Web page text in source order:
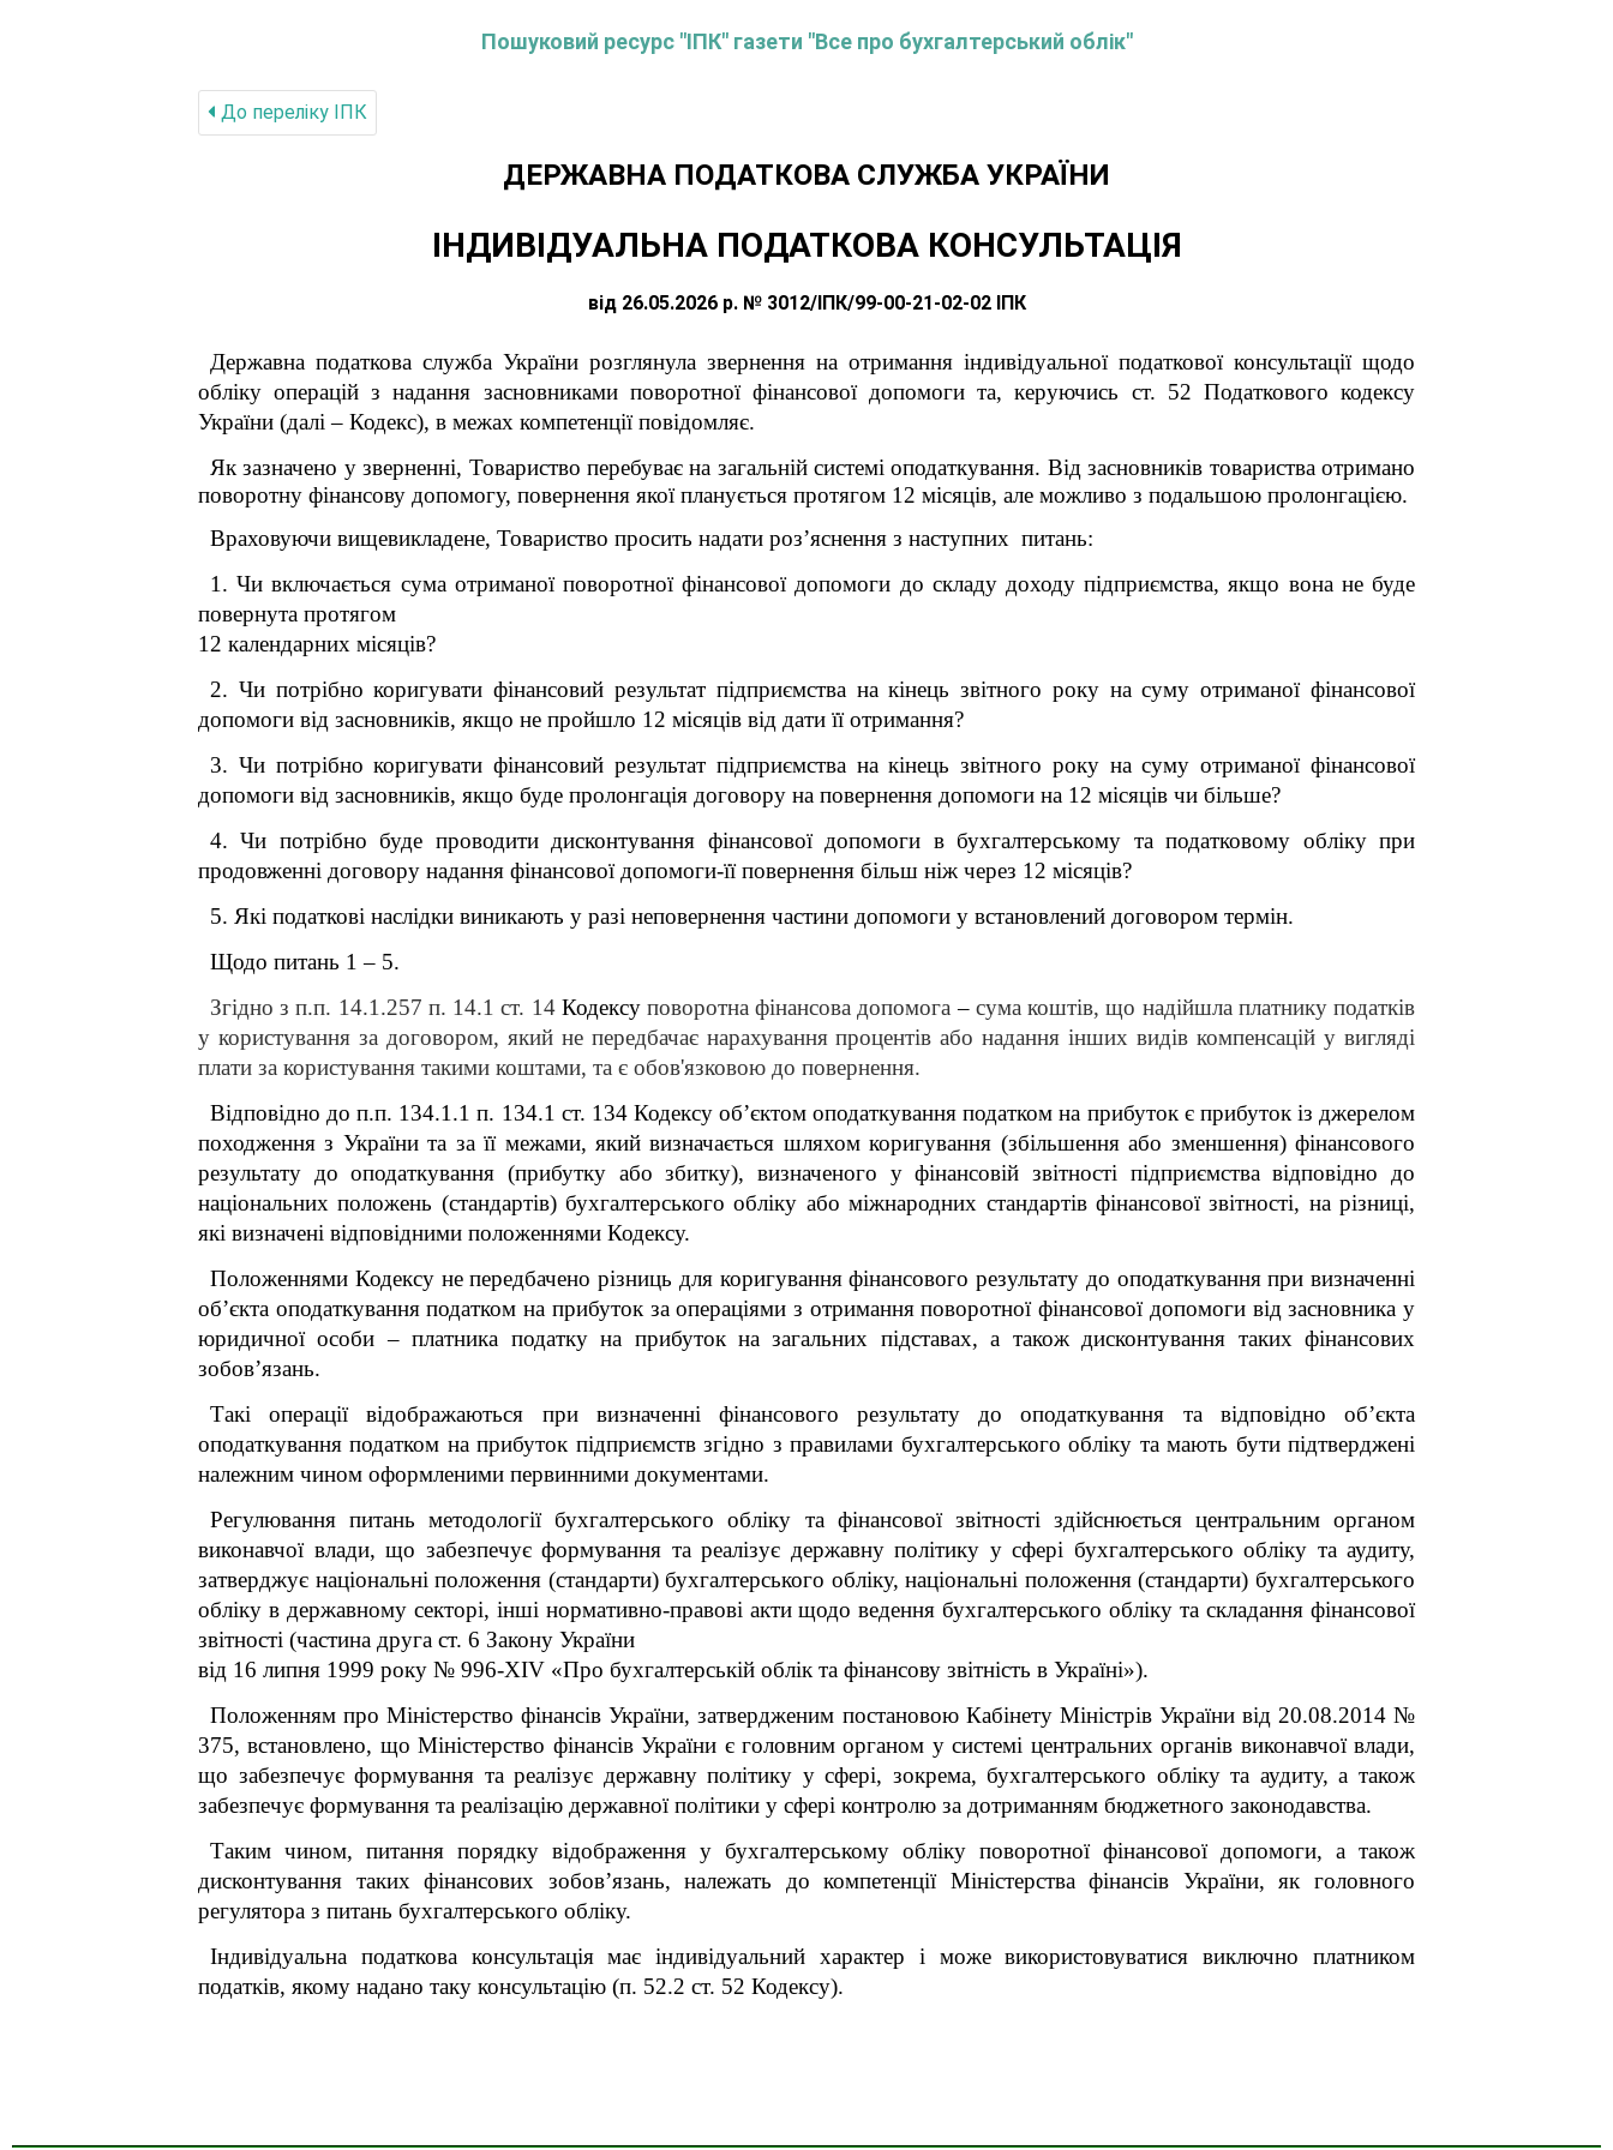
Пошуковий ресурс "ІПК" газети "Все про бухгалтерський облік"
До переліку IПК
ДЕРЖАВНА ПОДАТКОВА СЛУЖБА УКРАЇНИ
ІНДИВІДУАЛЬНА ПОДАТКОВА КОНСУЛЬТАЦІЯ
від 26.05.2026 р. № 3012/ІПК/99-00-21-02-02 ІПК
Державна податкова служба України розглянула звернення на отримання індивідуальної податкової консультації щодо
обліку операцій з надання засновниками поворотної фінансової допомоги та, керуючись ст. 52 Податкового кодексу
України (далі – Кодекс), в межах компетенції повідомляє.
Як зазначено у зверненні, Товариство перебуває на загальній системі оподаткування. Від засновників товариства отримано
поворотну фінансову допомогу, повернення якої планується протягом 12 місяців, але можливо з подальшою пролонгацією.
Враховуючи вищевикладене, Товариство просить надати роз’яснення з наступних питань:
1. Чивключається сума отриманої поворотної фінансової допомоги до складу доходу підприємства, якщо вона не буде
повернута протягом
12 календарних місяців?
2. Чи потрібно коригувати фінансовий результат підприємства на кінець звітного року на суму отриманої фінансової
допомоги від засновників, якщо не пройшло 12 місяців від дати її отримання?
3. Чи потрібно коригувати фінансовий результат підприємства на кінець звітного року на суму отриманої фінансової
допомоги від засновників, якщо буде пролонгація договору на повернення допомоги на 12 місяців чи більше?
4.Чи потрібно буде проводити дисконтування фінансової допомоги в бухгалтерському та податковому обліку при
продовженні договору надання фінансової допомоги-її повернення більш ніж через 12 місяців?
5. Які податкові наслідки виникають у разі неповернення частини допомоги у встановлений договором термін.
Щодо питань 1 – 5.
Згідно з п.п. 14.1.257 п. 14.1 ст. 14 Кодексуповоротна фінансова допомога– сума коштів, що надійшла платнику податків
у користування за договором, який не передбачає нарахування процентів або надання інших видів компенсацій у вигляді
плати за користування такими коштами, та є обов'язковою до повернення.
Відповідно до п.п. 134.1.1 п. 134.1 ст. 134 Кодексу об’єктом оподаткування податком на прибуток є прибуток із джерелом
походження з України та за її межами, який визначається шляхом коригування (збільшення або зменшення) фінансового
результату до оподаткування (прибутку або збитку), визначеного у фінансовій звітності підприємства відповідно до
національних положень (стандартів) бухгалтерського обліку або міжнародних стандартів фінансової звітності, на різниці,
які визначені відповідними положеннями Кодексу.
Положеннями Кодексу не передбачено різниць для коригування фінансового результату до оподаткування при визначенні
об’єкта оподаткування податком на прибуток за операціями з отримання поворотної фінансової допомоги від засновника у
юридичної особи – платника податку на прибуток на загальних підставах, а також дисконтування таких фінансових
зобов’язань.
Такі операції відображаються при визначенні фінансового результату до оподаткування та відповідно об’єкта
оподаткування податком на прибуток підприємств згідно з правилами бухгалтерського обліку та мають бути підтверджені
належним чином оформленими первинними документами.
Регулювання питань методології бухгалтерського обліку та фінансової звітності здійснюється центральним органом
виконавчої влади, що забезпечує формування та реалізує державну політику у сфері бухгалтерського обліку та аудиту,
затверджує національні положення (стандарти) бухгалтерського обліку, національні положення (стандарти) бухгалтерського
обліку в державному секторі, інші нормативно-правові акти щодо ведення бухгалтерського обліку та складання фінансової
звітності (частина друга ст. 6 Закону України
від 16 липня 1999 року № 996-ХІV «Про бухгалтерській облік та фінансову звітність в Україні»).
Положенням про Міністерство фінансів України, затвердженим постановою Кабінету Міністрів України від 20.08.2014 №
375, встановлено, що Міністерство фінансів України є головним органом у системі центральних органів виконавчої влади,
що забезпечує формування та реалізує державну політику у сфері, зокрема, бухгалтерського обліку та аудиту, а також
забезпечує формування та реалізацію державної політики у сфері контролю за дотриманням бюджетного законодавства.
Таким чином, питання порядку відображення у бухгалтерському обліку поворотної фінансової допомоги, а також
дисконтування таких фінансових зобов’язань, належать до компетенції Міністерства фінансів України, як головного
регулятора з питань бухгалтерського обліку.
Індивідуальна податкова консультація має індивідуальний характер і може використовуватися виключно платником
податків, якому надано таку консультацію (п. 52.2 ст. 52 Кодексу).